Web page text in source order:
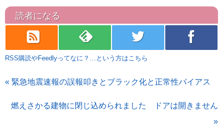
読者になる
rss feedly twitter facebook
RSS購読やFeedlyってなに？…という方はこちら
« 緊急地震速報の誤報叩きとブラック化と正常性バイアス
燃えさかる建物に閉じ込められました ドアは開きません
»